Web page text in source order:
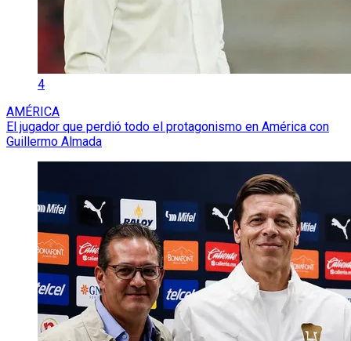
4
AMÉRICA
El jugador que perdió todo el protagonismo en América con
Guillermo Almada